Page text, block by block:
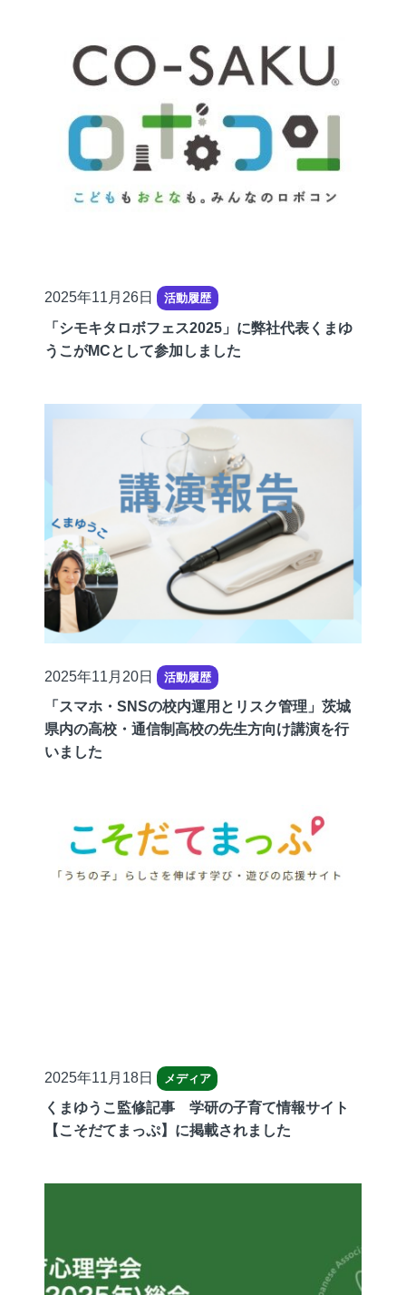
「シモキタロボフェス2025」に弊社代表くまゆ
うこがMCとして参加しました
公
開
日
2025年11月26日 活動履歴
「スマホ・SNSの校内運用とリスク管理」茨城
県内の高校・通信制高校の先生方向け講演を行
いました
公
開
日
2025年11月20日 活動履歴
くまゆうこ監修記事 学研の子育て情報サイト
【こそだてまっぷ】に掲載されました
公
開
日
2025年11月18日 メディア